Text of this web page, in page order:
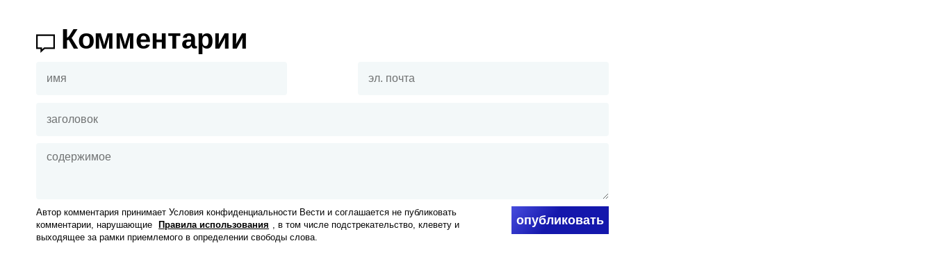
Комментарии
Автор комментария принимает Условия конфиденциальности Вести и соглашается не публиковать
комментарии, нарушающие
Правила использования , в том числе подстрекательство, клевету и
выходящее за рамки приемлемого в определении свободы слова.
опубликовать